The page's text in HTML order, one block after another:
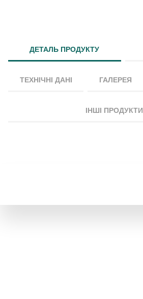
ДЕТАЛЬ ПРОДУКТУ
ТЕХНІЧНІ ДАНІ ГАЛЕРЕЯ
ІНШІ ПРОДУКТИ